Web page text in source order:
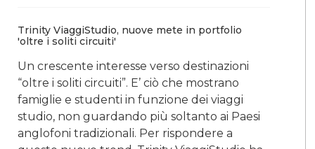
Trinity ViaggiStudio, nuove mete in portfolio
'oltre i soliti circuiti'
Un crescente interesse verso destinazioni
“oltre i soliti circuiti”. E’ ciò che mostrano
famiglie e studenti in funzione dei viaggi
studio, non guardando più soltanto ai Paesi
anglofoni tradizionali. Per rispondere a